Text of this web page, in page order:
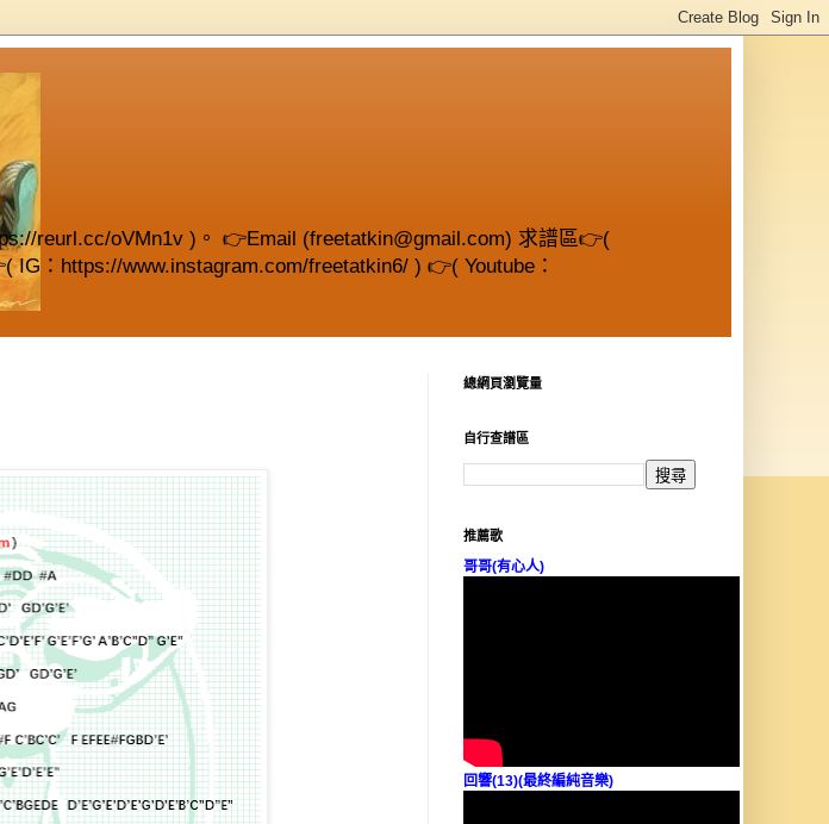
reurl.cc/oVMn1v )。 👉Email (freetatkin@gmail.com) 求譜區👉(
：https://www.instagram.com/freetatkin6/ ) 👉( Youtube：
總網頁瀏覽量
自行查譜區
推薦歌
哥哥(有心人)
回響(13)(最終編純音樂)